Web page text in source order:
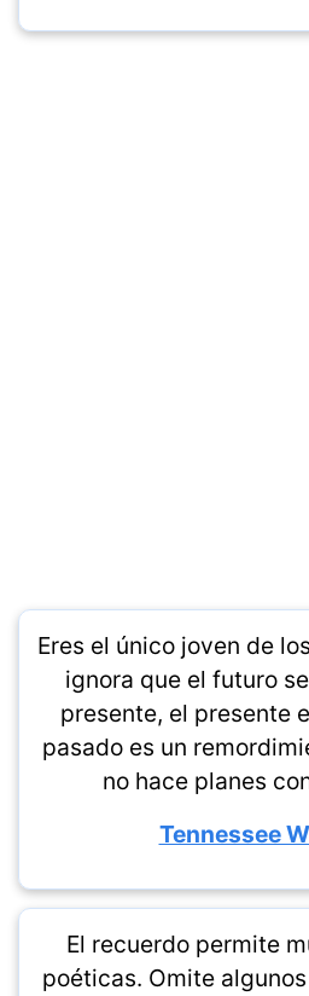
Eres el único joven de
ignora que el futuro
presente, el presente
pasado es un
no hace planes
Tennessee
El recuerdo permite
poéticas. Omite